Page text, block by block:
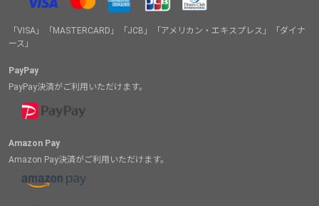
「VISA」「MASTERCARD」「JCB」「アメリカン・エキスプレス」「ダイナ
ース」
PayPay
PayPay決済がご利用いただけます。
Amazon Pay
Amazon Pay決済がご利用いただけます。